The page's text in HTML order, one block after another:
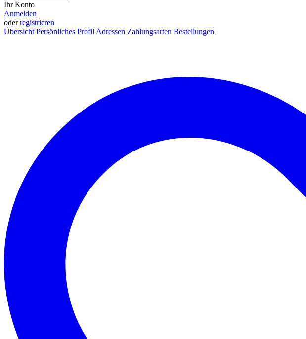
Ihr Konto
Anmelden
oderregistrieren
ÜbersichtPersönliches ProfilAdressen Zahlungsarten Bestellungen